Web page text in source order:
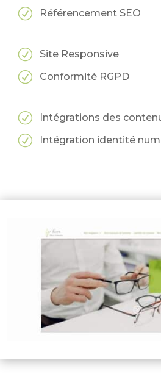
R Référencement SEO
R Site Responsive
R Conformité RGPD
R Intégrations des
R Intégration identité